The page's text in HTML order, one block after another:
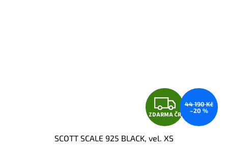
Z
D
ZDARMA ČR
44 190 Kč
–20 %
SCOTT SCALE 925 BLACK, vel. XS